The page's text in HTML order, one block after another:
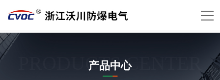
PRODUCTS CENTER
产品中心